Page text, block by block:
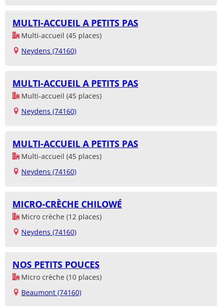
MULTI-ACCUEIL A PETITS PAS
Multi-accueil (45 places)
Neydens (74160)
MULTI-ACCUEIL A PETITS PAS
Multi-accueil (45 places)
Neydens (74160)
MULTI-ACCUEIL A PETITS PAS
Multi-accueil (45 places)
Neydens (74160)
MICRO-CRÈCHE CHILOWÉ
Micro crèche (12 places)
Neydens (74160)
NOS PETITS POUCES
Micro crèche (10 places)
Beaumont (74160)